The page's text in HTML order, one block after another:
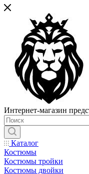
Интернет-магазин
Каталог
Костюмы
Костюмы тройки
Костюмы двойки